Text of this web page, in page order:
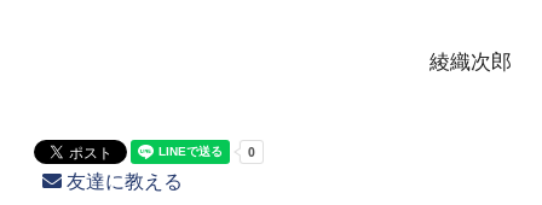
綾織次郎
友達に教える